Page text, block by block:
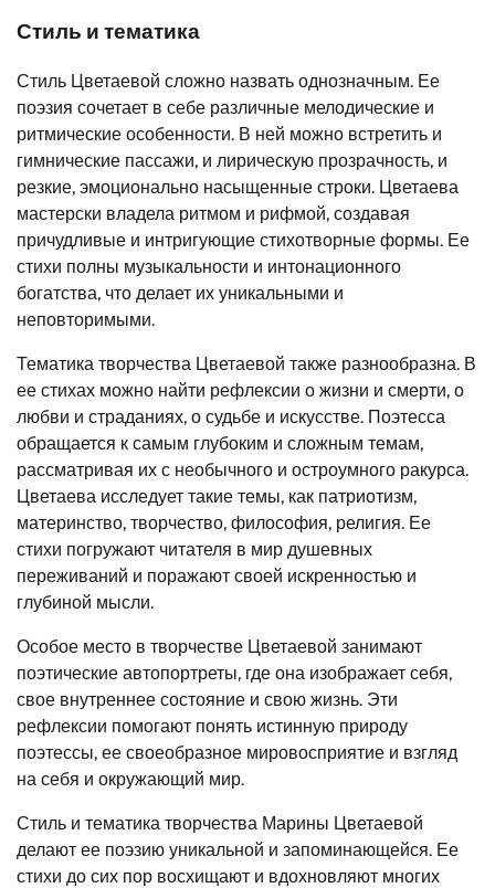
Стиль и тематика
Стиль Цветаевой сложно назвать однозначным. Ее
поэзия сочетает в себе различные мелодические и
ритмические особенности. В ней можно встретить и
гимнические пассажи, и лирическую прозрачность, и
резкие, эмоционально насыщенные строки. Цветаева
мастерски владела ритмом и рифмой, создавая
причудливые и интригующие стихотворные формы. Ее
стихи полны музыкальности и интонационного
богатства, что делает их уникальными и
неповторимыми.
Тематика творчества Цветаевой также разнообразна. В
ее стихах можно найти рефлексии о жизни и смерти, о
любви и страданиях, о судьбе и искусстве. Поэтесса
обращается к самым глубоким и сложным темам,
рассматривая их с необычного и остроумного ракурса.
Цветаева исследует такие темы, как патриотизм,
материнство, творчество, философия, религия. Ее
стихи погружают читателя в мир душевных
переживаний и поражают своей искренностью и
глубиной мысли.
Особое место в творчестве Цветаевой занимают
поэтические автопортреты, где она изображает себя,
свое внутреннее состояние и свою жизнь. Эти
рефлексии помогают понять истинную природу
поэтессы, ее своеобразное мировосприятие и взгляд
на себя и окружающий мир.
Стиль и тематика творчества Марины Цветаевой
делают ее поэзию уникальной и запоминающейся. Ее
стихи до сих пор восхищают и вдохновляют многих